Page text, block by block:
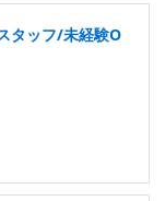
タッフ/未経験O